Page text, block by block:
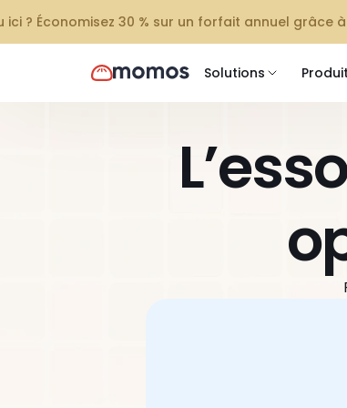
ici ? Économisez 30 % sur un forfait annuel grâce
Solutions